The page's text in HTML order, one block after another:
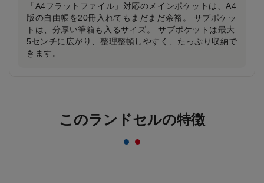
一般的な反射材はシルバーカラーが多いのに対し、安
ピカッは素材の上に特殊加工を施すことにより、素材
「A4フラットファイル」対応のメインポケットは、A4
版の自由帳を20冊入れてもまだまだ余裕。 サブポケッ
トは、分厚い筆箱も入るサイズ。 サブポケットは最大
5センチに広がり、整理整頓しやすく、たっぷり収納で
きます。
このランドセルの特徴